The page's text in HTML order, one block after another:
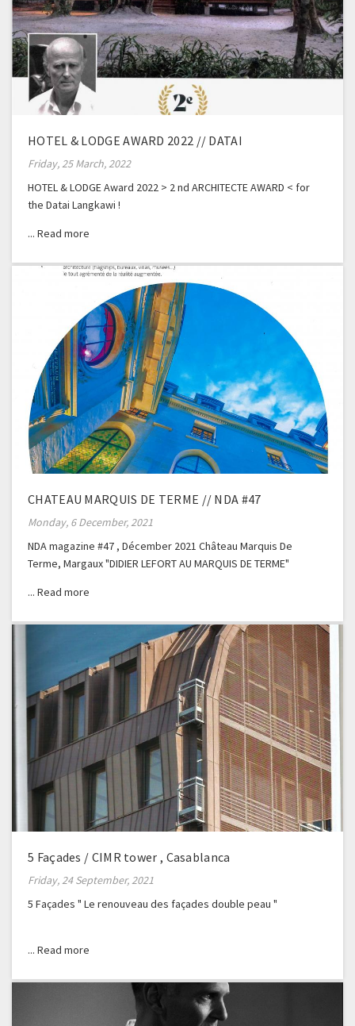
HOTEL & LODGE AWARD 2022 // DATAI
Friday, 25 March, 2022
HOTEL & LODGE Award 2022 > 2 nd ARCHITECTE AWARD < for
the Datai Langkawi !
CHATEAU MARQUIS DE TERME // NDA #47
Monday, 6 December, 2021
NDA magazine #47 , Décember 2021 Château Marquis De
Terme, Margaux "DIDIER LEFORT AU MARQUIS DE TERME"
5 Façades / CIMR tower , Casablanca
Friday, 24 September, 2021
5 Façades " Le renouveau des façades double peau "